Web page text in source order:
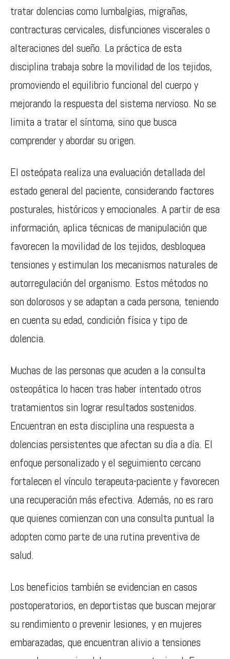
tratar dolencias como lumbalgias, migrañas,
contracturas cervicales, disfunciones viscerales o
alteraciones del sueño. La práctica de esta
disciplina trabaja sobre la movilidad de los tejidos,
promoviendo el equilibrio funcional del cuerpo y
mejorando la respuesta del sistema nervioso. No se
limita a tratar el síntoma, sino que busca
comprender y abordar su origen.
El osteópata realiza una evaluación detallada del
estado general del paciente, considerando factores
posturales, históricos y emocionales. A partir de esa
información, aplica técnicas de manipulación que
favorecen la movilidad de los tejidos, desbloquea
tensiones y estimulan los mecanismos naturales de
autorregulación del organismo. Estos métodos no
son dolorosos y se adaptan a cada persona, teniendo
en cuenta su edad, condición física y tipo de
dolencia.
Muchas de las personas que acuden a la consulta
osteopática lo hacen tras haber intentado otros
tratamientos sin lograr resultados sostenidos.
Encuentran en esta disciplina una respuesta a
dolencias persistentes que afectan su día a día. El
enfoque personalizado y el seguimiento cercano
fortalecen el vínculo terapeuta-paciente y favorecen
una recuperación más efectiva. Además, no es raro
que quienes comienzan con una consulta puntual la
adopten como parte de una rutina preventiva de
salud.
Los beneficios también se evidencian en casos
postoperatorios, en deportistas que buscan mejorar
su rendimiento o prevenir lesiones, y en mujeres
embarazadas, que encuentran alivio a tensiones